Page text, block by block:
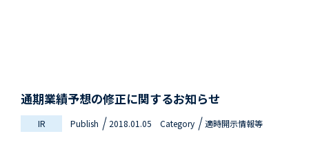
通期業績予想の修正に関するお知らせ
IR Publish 2018.01.05 Category 適時開示情報等